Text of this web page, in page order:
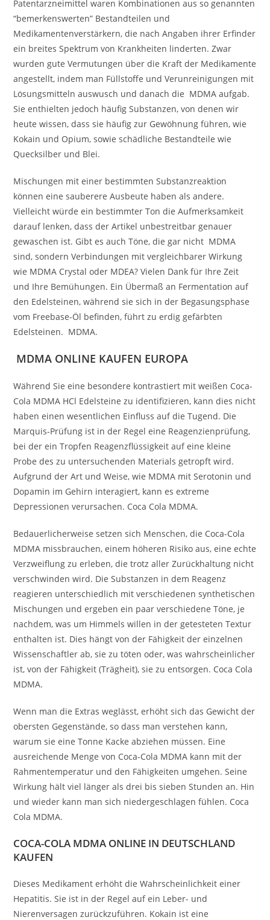
Patentarzneimittel waren Kombinationen aus so genannten
“bemerkenswerten” Bestandteilen und
Medikamentenverstärkern, die nach Angaben ihrer Erfinder
ein breites Spektrum von Krankheiten linderten. Zwar
wurden gute Vermutungen über die Kraft der Medikamente
angestellt, indem man Füllstoffe und Verunreinigungen mit
Lösungsmitteln auswusch und danach die MDMA aufgab.
Sie enthielten jedoch häufig Substanzen, von denen wir
heute wissen, dass sie häufig zur Gewöhnung führen, wie
Kokain und Opium, sowie schädliche Bestandteile wie
Quecksilber und Blei.
Mischungen mit einer bestimmten Substanzreaktion
können eine sauberere Ausbeute haben als andere.
Vielleicht würde ein bestimmter Ton die Aufmerksamkeit
darauf lenken, dass der Artikel unbestreitbar genauer
gewaschen ist. Gibt es auch Töne, die gar nicht MDMA
sind, sondern Verbindungen mit vergleichbarer Wirkung
wie MDMA Crystal oder MDEA? Vielen Dank für Ihre Zeit
und Ihre Bemühungen. Ein Übermaß an Fermentation auf
den Edelsteinen, während sie sich in der Begasungsphase
vom Freebase-Öl befinden, führt zu erdig gefärbten
Edelsteinen. MDMA.
MDMA ONLINE KAUFEN EUROPA
Während Sie eine besondere kontrastiert mit weißen Coca-
Cola MDMA HCl Edelsteine zu identifizieren, kann dies nicht
haben einen wesentlichen Einfluss auf die Tugend. Die
Marquis-Prüfung ist in der Regel eine Reagenzienprüfung,
bei der ein Tropfen Reagenzflüssigkeit auf eine kleine
Probe des zu untersuchenden Materials getropft wird.
Aufgrund der Art und Weise, wie MDMA mit Serotonin und
Dopamin im Gehirn interagiert, kann es extreme
Depressionen verursachen. Coca Cola MDMA.
Bedauerlicherweise setzen sich Menschen, die Coca-Cola
MDMA missbrauchen, einem höheren Risiko aus, eine echte
Verzweiflung zu erleben, die trotz aller Zurückhaltung nicht
verschwinden wird. Die Substanzen in dem Reagenz
reagieren unterschiedlich mit verschiedenen synthetischen
Mischungen und ergeben ein paar verschiedene Töne, je
nachdem, was um Himmels willen in der getesteten Textur
enthalten ist. Dies hängt von der Fähigkeit der einzelnen
Wissenschaftler ab, sie zu töten oder, was wahrscheinlicher
ist, von der Fähigkeit (Trägheit), sie zu entsorgen. Coca Cola
MDMA.
Wenn man die Extras weglässt, erhöht sich das Gewicht der
obersten Gegenstände, so dass man verstehen kann,
warum sie eine Tonne Kacke abziehen müssen. Eine
ausreichende Menge von Coca-Cola MDMA kann mit der
Rahmentemperatur und den Fähigkeiten umgehen. Seine
Wirkung hält viel länger als drei bis sieben Stunden an. Hin
und wieder kann man sich niedergeschlagen fühlen. Coca
Cola MDMA.
COCA-COLA MDMA ONLINE IN DEUTSCHLAND
KAUFEN
Dieses Medikament erhöht die Wahrscheinlichkeit einer
Hepatitis. Sie ist in der Regel auf ein Leber- und
Nierenversagen zurückzuführen. Kokain ist eine